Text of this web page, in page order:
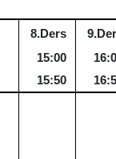
8.Ders
15:00
15:50